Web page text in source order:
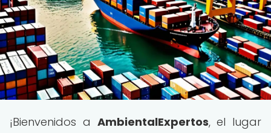
¡Bienvenidos a AmbientalExpertos, el lugar